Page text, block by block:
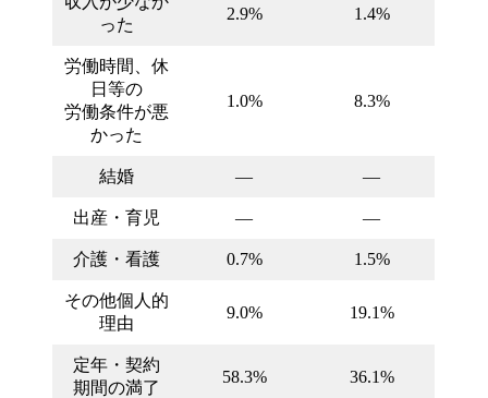
った
2.9% 1.4%
労働時間、休
日等の
労働条件が悪
かった
1.0% 8.3%
結婚 ― ―
出産・育児 ― ―
介護・看護 0.7% 1.5%
その他個人的
理由
9.0% 19.1%
定年・契約
期間の満了
58.3% 36.1%